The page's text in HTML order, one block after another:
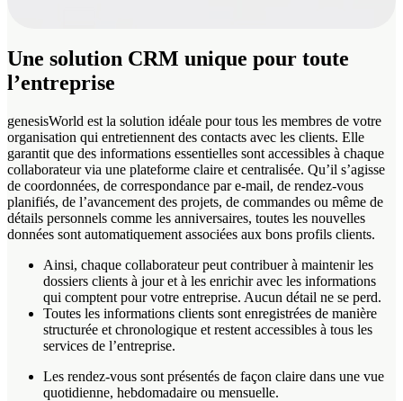
Une solution CRM unique pour toute
l’entreprise
genesisWorld est la solution idéale pour tous les membres de votre
organisation qui entretiennent des contacts avec les clients. Elle
garantit que des informations essentielles sont accessibles à chaque
collaborateur via une plateforme claire et centralisée. Qu’il s’agisse
de coordonnées, de correspondance par e‑mail, de rendez‑vous
planifiés, de l’avancement des projets, de commandes ou même de
détails personnels comme les anniversaires, toutes les nouvelles
données sont automatiquement associées aux bons profils clients.
Ainsi, chaque collaborateur peut contribuer à maintenir les
dossiers clients à jour et à les enrichir avec les informations
qui comptent pour votre entreprise. Aucun détail ne se perd.
Toutes les informations clients sont enregistrées de manière
structurée et chronologique et restent accessibles à tous les
services de l’entreprise.
Les rendez‑vous sont présentés de façon claire dans une vue
quotidienne, hebdomadaire ou mensuelle.